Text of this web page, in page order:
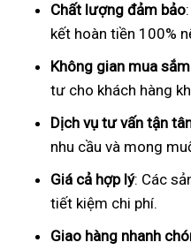
Chất lượng đảm bảo
kết hoàn tiền 100%
Không gian mua
tư cho khách hàng
Dịch vụ tư vấn tận
nhu cầu và mong
Giá cả hợp lý: Các
tiết kiệm chi phí.
Giao hàng nhanh